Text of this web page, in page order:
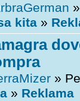
kita »
»
» Reklama